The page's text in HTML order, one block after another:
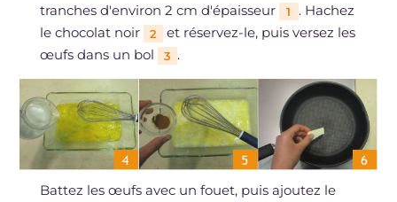
tranches d'environ 2 cm d'épaisseur
1
. Hachez
le chocolat noir
2
et réservez-le, puis versez les
œufs dans un bol
3 .
Battez les œufs avec un fouet, puis ajoutez le